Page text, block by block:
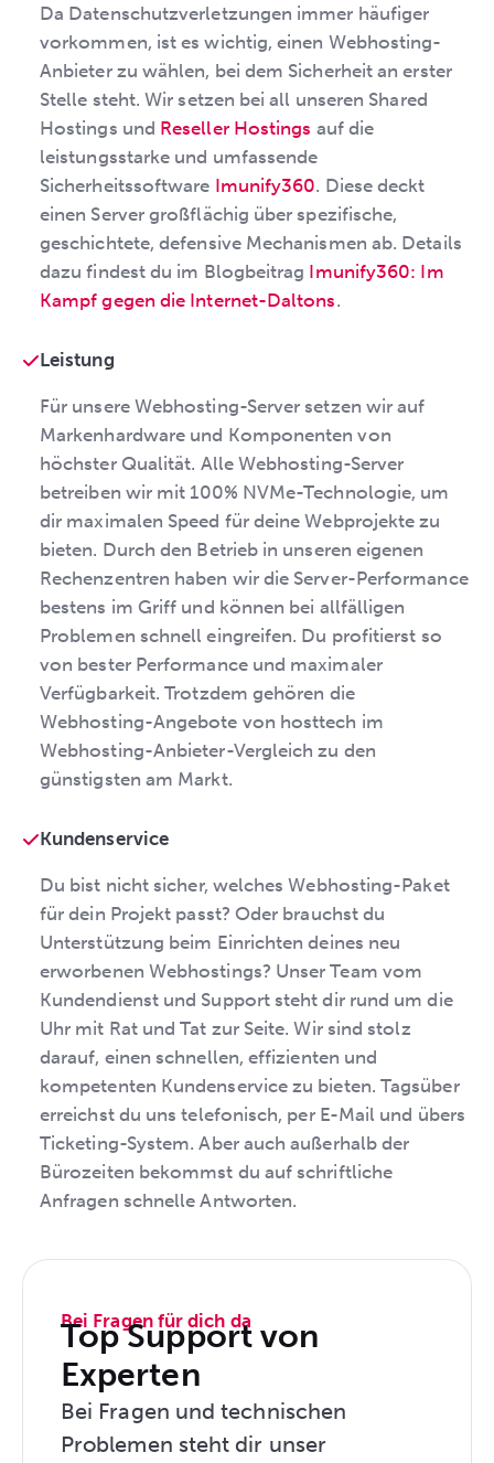
Da Datenschutzverletzungen immer häufiger
vorkommen, ist es wichtig, einen Webhosting-
Anbieter zu wählen, bei dem Sicherheit an erster
Stelle steht. Wir setzen bei all unseren Shared
Hostings und Reseller Hostings auf die
leistungsstarke und umfassende
Sicherheitssoftware Imunify360. Diese deckt
einen Server großflächig über spezifische,
geschichtete, defensive Mechanismen ab. Details
dazu findest du im Blogbeitrag Imunify360: Im
Kampf gegen die Internet-Daltons.
Leistung
Für unsere Webhosting-Server setzen wir auf
Markenhardware und Komponenten von
höchster Qualität. Alle Webhosting-Server
betreiben wir mit 100% NVMe-Technologie, um
dir maximalen Speed für deine Webprojekte zu
bieten. Durch den Betrieb in unseren eigenen
Rechenzentren haben wir die Server-Performance
bestens im Griff und können bei allfälligen
Problemen schnell eingreifen. Du profitierst so
von bester Performance und maximaler
Verfügbarkeit. Trotzdem gehören die
Webhosting-Angebote von hosttech im
Webhosting-Anbieter-Vergleich zu den
günstigsten am Markt.
Kundenservice
Du bist nicht sicher, welches Webhosting-Paket
für dein Projekt passt? Oder brauchst du
Unterstützung beim Einrichten deines neu
erworbenen Webhostings? Unser Team vom
Kundendienst und Support steht dir rund um die
Uhr mit Rat und Tat zur Seite. Wir sind stolz
darauf, einen schnellen, effizienten und
kompetenten Kundenservice zu bieten. Tagsüber
erreichst du uns telefonisch, per E-Mail und übers
Ticketing-System. Aber auch außerhalb der
Bürozeiten bekommst du auf schriftliche
Anfragen schnelle Antworten.
Bei Fragen für dich da
Top Support von
Experten
Bei Fragen und technischen
Problemen steht dir unser